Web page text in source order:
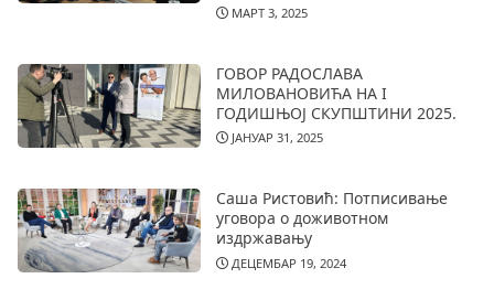
МАРТ 3, 2025
ГОВОР РАДОСЛАВА
МИЛОВАНОВИЋА НА I
ГОДИШЊОЈ СКУПШТИНИ 2025.
ЈАНУАР 31, 2025
Саша Ристовић: Потписивање
уговора о доживотном
издржавању
ДЕЦЕМБАР 19, 2024